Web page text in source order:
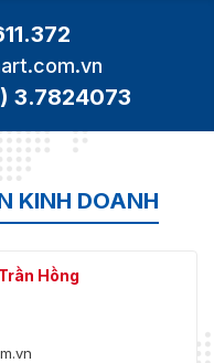
3.7824073
KINH DOANH
Trần Hồng